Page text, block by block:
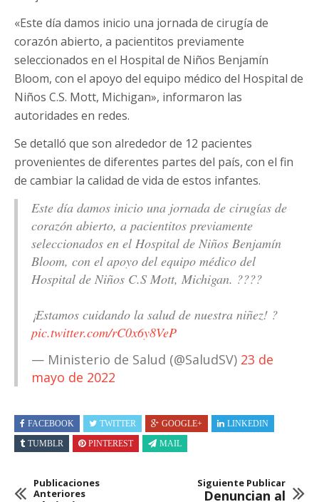
«Este día damos inicio una jornada de cirugía de
corazón abierto, a pacientitos previamente
seleccionados en el Hospital de Niños Benjamín
Bloom, con el apoyo del equipo médico del Hospital de
Niños C.S. Mott, Michigan», informaron las
autoridades en redes.
Se detalló que son alrededor de 12 pacientes
provenientes de diferentes partes del país, con el fin
de cambiar la calidad de vida de estos infantes.
Este día damos inicio una jornada de cirugías de
corazón abierto, a pacientitos previamente
seleccionados en el Hospital de Niños Benjamín
Bloom, con el apoyo del equipo médico del
Hospital de Niños C.S Mott, Michigan. ????
¡Estamos cuidando la salud de nuestra niñez! ?
pic.twitter.com/rC0x6y8VeP
— Ministerio de Salud (@SaludSV) 23 de
mayo de 2022
FACEBOOK TWITTER GOOGLE+
LINKEDIN
TUMBLR
PINTEREST MAIL
Publicaciones
Anteriores
Siguiente Publicar
Denuncian al